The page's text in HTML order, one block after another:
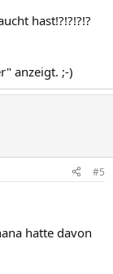
hast!?!?!?!?
anzeigt. ;-)
#5
hatte davon